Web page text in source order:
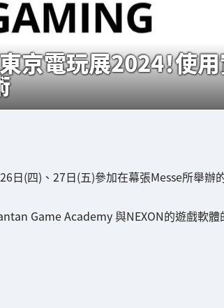
京電玩展2024！使
日(四)、27日(五)參加在幕張Messe所舉辦
Game Academy 與NEXON的遊戲軟體